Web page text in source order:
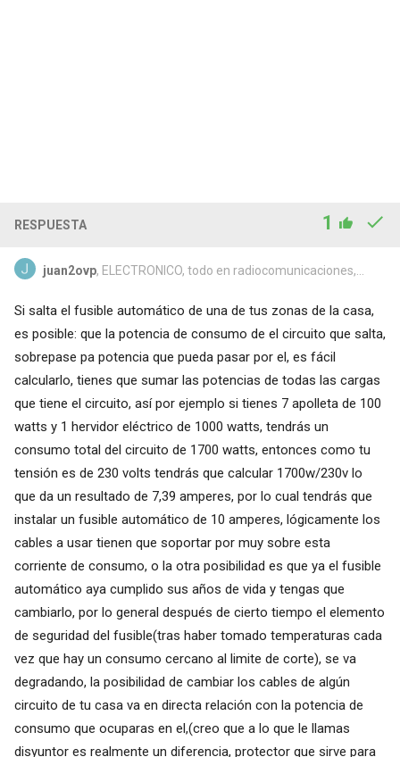
RESPUESTA 1
juan2ovp, ELECTRONICO, todo en radiocomunicaciones,...
Si salta el fusible automático de una de tus zonas de la casa,
es posible: que la potencia de consumo de el circuito que salta,
sobrepase pa potencia que pueda pasar por el, es fácil
calcularlo, tienes que sumar las potencias de todas las cargas
que tiene el circuito, así por ejemplo si tienes 7 apolleta de 100
watts y 1 hervidor eléctrico de 1000 watts, tendrás un
consumo total del circuito de 1700 watts, entonces como tu
tensión es de 230 volts tendrás que calcular 1700w/230v lo
que da un resultado de 7,39 amperes, por lo cual tendrás que
instalar un fusible automático de 10 amperes, lógicamente los
cables a usar tienen que soportar por muy sobre esta
corriente de consumo, o la otra posibilidad es que ya el fusible
automático aya cumplido sus años de vida y tengas que
cambiarlo, por lo general después de cierto tiempo el elemento
de seguridad del fusible(tras haber tomado temperaturas cada
vez que hay un consumo cercano al limite de corte), se va
degradando, la posibilidad de cambiar los cables de algún
circuito de tu casa va en directa relación con la potencia de
consumo que ocuparas en el,(creo que a lo que le llamas
disyuntor es realmente un diferencia, protector que sirve para